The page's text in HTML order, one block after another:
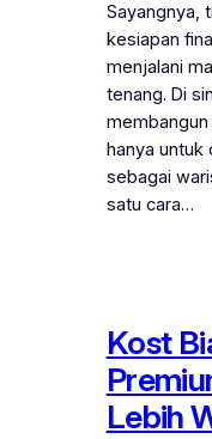
Sayangnya,
kesiapan
menjalani
tenang. Di
hanya untuk
sebagai
satu cara…
Kost
Lebih